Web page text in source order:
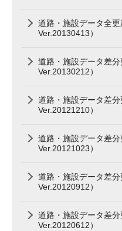
道路・施設データ全
Ver.20130413）
道路・施設データ差
Ver.20130212）
道路・施設データ差
Ver.20121210）
道路・施設データ差
Ver.20121023）
道路・施設データ差
Ver.20120912）
道路・施設データ差
Ver.20120612）